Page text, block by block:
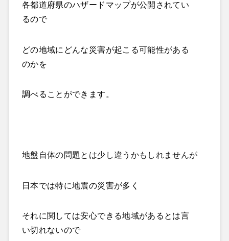
各都道府県のハザードマップが公開されてい
るので
どの地域にどんな災害が起こる可能性がある
のかを
調べることができます。
地盤自体の問題とは少し違うかもしれませんが
日本では特に地震の災害が多く
それに関しては安心できる地域があるとは言
い切れないので